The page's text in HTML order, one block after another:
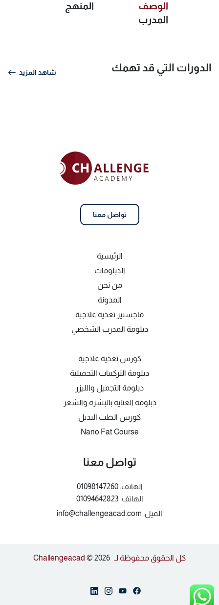
الوصف
المنهج
المدرب
الدورات التي قد تهمك شاهد المزيد
تواصل معنا
الرئيسية
الدبلومات
من نحن
المدونة
ماجستير تغذية علاجية
دبلومة المدرب الشخصي
كورس تغذية علاجية
دبلومة التركيبات التجميلية
دبلومة التجميل والليزر
دبلومة العناية بالبشرة والشعر
كورس الطب البديل
Nano Fat Course
تواصل معنا
الهاتف:01098147260
الهاتف: 01094642823
الميل: info@challengeacad.com
كل الحقوق محفوظة لـ Challengeacad © 2026